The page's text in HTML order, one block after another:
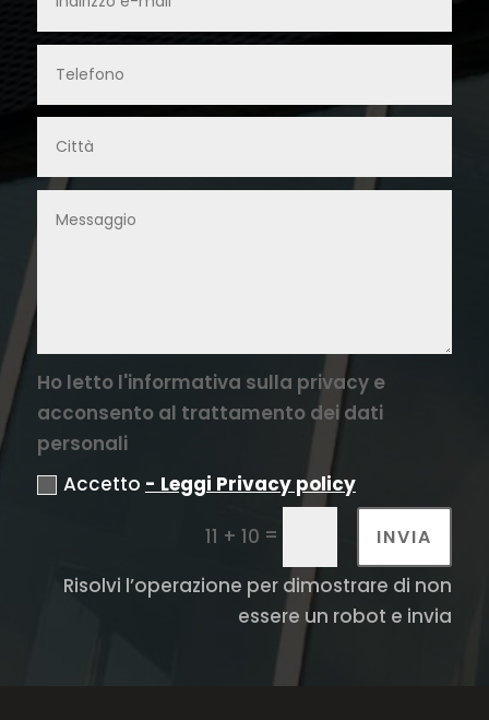
Ho letto l'informativa sulla privacy e
acconsento al trattamento dei dati
personali
Accetto - Leggi Privacy policy
11 + 10 = INVIA
Risolvi l’operazione per dimostrare di non
essere un robot e invia